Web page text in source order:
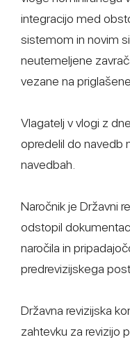
integracijo med
sistemom in novim
neutemeljene
vezane na
Vlagatelj v vlogi z
opredelil do navedb
navedbah.
Naročnik je Državni
odstopil
naročila in
predrevizijskega
Državna revizijska
zahtevku za revizijo